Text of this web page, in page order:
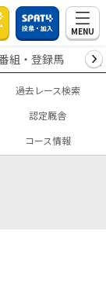
投票・加入 MENU
組・登録馬
過去レース検索
認定厩舎
コース情報